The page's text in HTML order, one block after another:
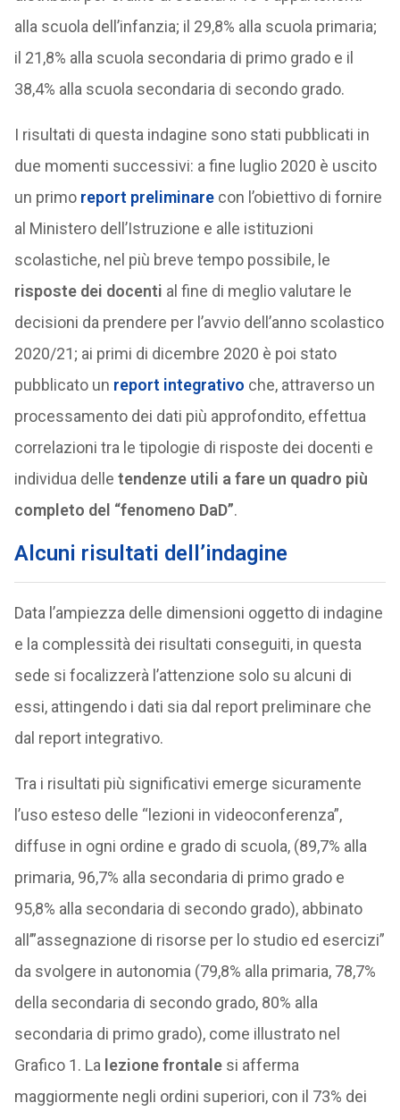
alla scuola dell’infanzia; il 29,8% alla scuola primaria;
il 21,8% alla scuola secondaria di primo grado e il
38,4% alla scuola secondaria di secondo grado.
I risultati di questa indagine sono stati pubblicati in
due momenti successivi: a fine luglio 2020 è uscito
un primoreport preliminarecon l’obiettivo di fornire
al Ministero dell’Istruzione e alle istituzioni
scolastiche, nel più breve tempo possibile, le
risposte dei docenti al fine di meglio valutare le
decisioni da prendere per l’avvio dell’anno scolastico
2020/21; ai primi di dicembre 2020 è poi stato
pubblicato un report integrativo che, attraverso un
processamento dei dati più approfondito, effettua
correlazioni tra le tipologie di risposte dei docenti e
individua delle tendenze utili a fare un quadro più
completo del “fenomeno DaD”.
Alcuni risultati dell’indagine
Data l’ampiezza delle dimensioni oggetto di indagine
e la complessità dei risultati conseguiti, in questa
sede si focalizzerà l’attenzione solo su alcuni di
essi, attingendo i dati sia dal report preliminare che
dal report integrativo.
Tra i risultati più significativi emerge sicuramente
l’uso esteso delle “lezioni in videoconferenza”,
diffuse in ogni ordine e grado di scuola, (89,7% alla
primaria, 96,7% alla secondaria di primo grado e
95,8% alla secondaria di secondo grado), abbinato
all’”assegnazione di risorse per lo studio ed esercizi”
da svolgere in autonomia (79,8% alla primaria, 78,7%
della secondaria di secondo grado, 80% alla
secondaria di primo grado), come illustrato nel
Grafico 1. La lezione frontalesi afferma
maggiormente negli ordini superiori, con il 73% dei